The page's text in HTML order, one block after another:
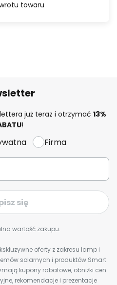
towaru
już teraz i otrzymać 13%
!
Firma
się
wartość zakupu.
oferty z zakresu lamp i
solarnych i produktów Smart
kupony rabatowe, obniżki cen
rekomendacje i prezentacje